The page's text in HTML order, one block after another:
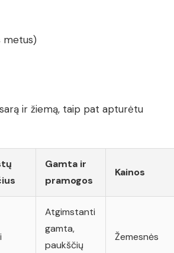
metus)
ir žiemą, taip pat apturėtu
Gamta ir
pramogos
Kainos
Atgimstanti
gamta,
paukščių
Žemesnės